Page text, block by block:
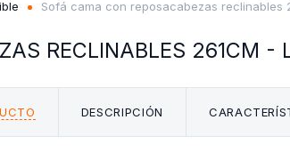
Sofá cama con reposacabezas reclinables
RECLINABLES 261CM -
DESCRIPCIÓN